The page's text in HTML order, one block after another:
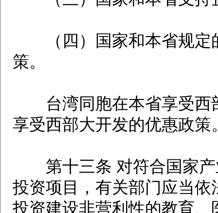
（四）国家和本省规定
策。
台湾同胞在本省享受西
享受西部大开发的优惠政策
第十三条 对符合国家产
投资项目，有关部门应当
投资建设非营利性的教育